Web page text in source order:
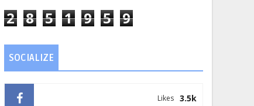
2 8 5 1 9 5 9
SOCIALIZE
3.5k
Likes